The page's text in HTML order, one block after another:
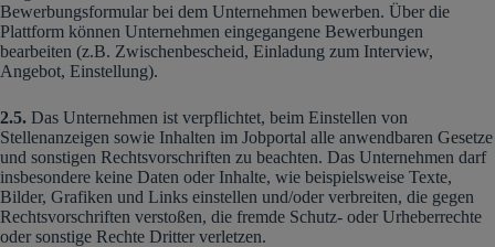
Bewerbungsformular bei dem Unternehmen bewerben. Über die
Plattform können Unternehmen eingegangene Bewerbungen
bearbeiten (z.B. Zwischenbescheid, Einladung zum Interview,
Angebot, Einstellung).
2.5. Das Unternehmen ist verpflichtet, beim Einstellen von
Stellenanzeigen sowie Inhalten im Jobportal alle anwendbaren Gesetze
und sonstigen Rechtsvorschriften zu beachten. Das Unternehmen darf
insbesondere keine Daten oder Inhalte, wie beispielsweise Texte,
Bilder, Grafiken und Links einstellen und/oder verbreiten, die gegen
Rechtsvorschriften verstoßen, die fremde Schutz- oder Urheberrechte
oder sonstige Rechte Dritter verletzen.